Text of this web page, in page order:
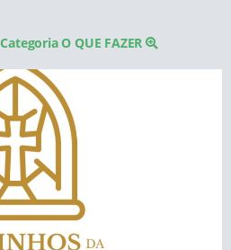
Categoria O QUE FAZER